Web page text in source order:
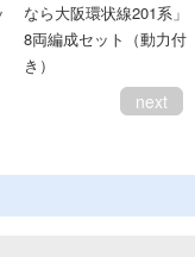
なら大阪環状線201系」
8両編成セット（動力付
き）
next